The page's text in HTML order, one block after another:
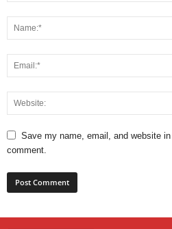
Save my name, email, and website
comment.